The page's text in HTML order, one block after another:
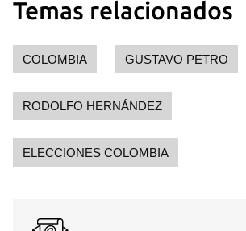
Temas relacionados
COLOMBIA GUSTAVO PETRO
RODOLFO HERNÁNDEZ
ELECCIONES COLOMBIA